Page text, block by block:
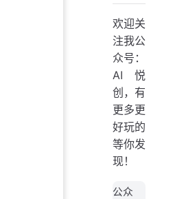
欢迎关
注我公
众号：
AI悦
创，有
更多更
好玩的
等你发
现！
公众